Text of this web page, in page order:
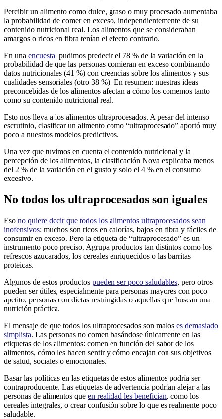
Percibir un alimento como dulce, graso o muy procesado aumentaba
la probabilidad de comer en exceso, independientemente de su
contenido nutricional real. Los alimentos que se consideraban
amargos o ricos en fibra tenían el efecto contrario.
En una encuesta, pudimos predecir el 78 % de la variación en la
probabilidad de que las personas comieran en exceso combinando
datos nutricionales (41 %) con creencias sobre los alimentos y sus
cualidades sensoriales (otro 38 %). En resumen: nuestras ideas
preconcebidas de los alimentos afectan a cómo los comemos tanto
como su contenido nutricional real.
Esto nos lleva a los alimentos ultraprocesados. A pesar del intenso
escrutinio, clasificar un alimento como “ultraprocesado” aportó muy
poco a nuestros modelos predictivos.
Una vez que tuvimos en cuenta el contenido nutricional y la
percepción de los alimentos, la clasificación Nova explicaba menos
del 2 % de la variación en el gusto y solo el 4 % en el consumo
excesivo.
No todos los ultraprocesados son iguales
Eso no quiere decir que todos los alimentos ultraprocesados sean
inofensivos: muchos son ricos en calorías, bajos en fibra y fáciles de
consumir en exceso. Pero la etiqueta de “ultraprocesado” es un
instrumento poco preciso. Agrupa productos tan distintos como los
refrescos azucarados, los cereales enriquecidos o las barritas
proteicas.
Algunos de estos productos pueden ser poco saludables, pero otros
pueden ser útiles, especialmente para personas mayores con poco
apetito, personas con dietas restringidas o aquellas que buscan una
nutrición práctica.
El mensaje de que todos los ultraprocesados son malos es demasiado
simplista. Las personas no comen basándose únicamente en las
etiquetas de los alimentos: comen en función del sabor de los
alimentos, cómo les hacen sentir y cómo encajan con sus objetivos
de salud, sociales o emocionales.
Basar las políticas en las etiquetas de estos alimentos podría ser
contraproducente. Las etiquetas de advertencia podrían alejar a las
personas de alimentos que en realidad les benefician, como los
cereales integrales, o crear confusión sobre lo que es realmente poco
saludable.